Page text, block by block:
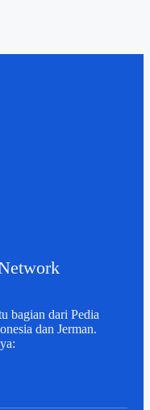
bagian dari Pedia
dan Jerman.